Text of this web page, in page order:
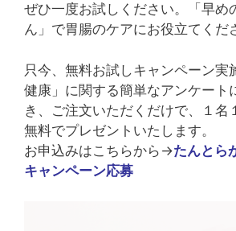
ぜひ一度お試しください。「早め
ん」で胃腸のケアにお役立てくだ
只今、無料お試しキャンペーン実
健康」に関する簡単なアンケート
き、ご注文いただくだけで、１名
無料でプレゼントいたします。
お申込みはこちらから→たんとら
キャンペーン応募